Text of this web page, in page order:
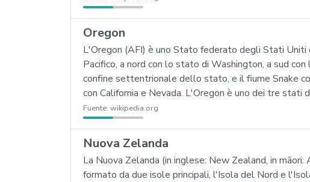
Oregon
L'Oregon (AFI) è uno Stato federato degli Stati Uniti
Pacifico, a nord con lo stato di Washington, a sud
confine settentrionale dello stato, e il fiume Snake
con California e Nevada. L'Oregon è uno dei tre
Fuente: wikipedia.org
Nuova Zelanda
La Nuova Zelanda (in inglese: New Zealand, in
formato da due isole principali, l'Isola del Nord e